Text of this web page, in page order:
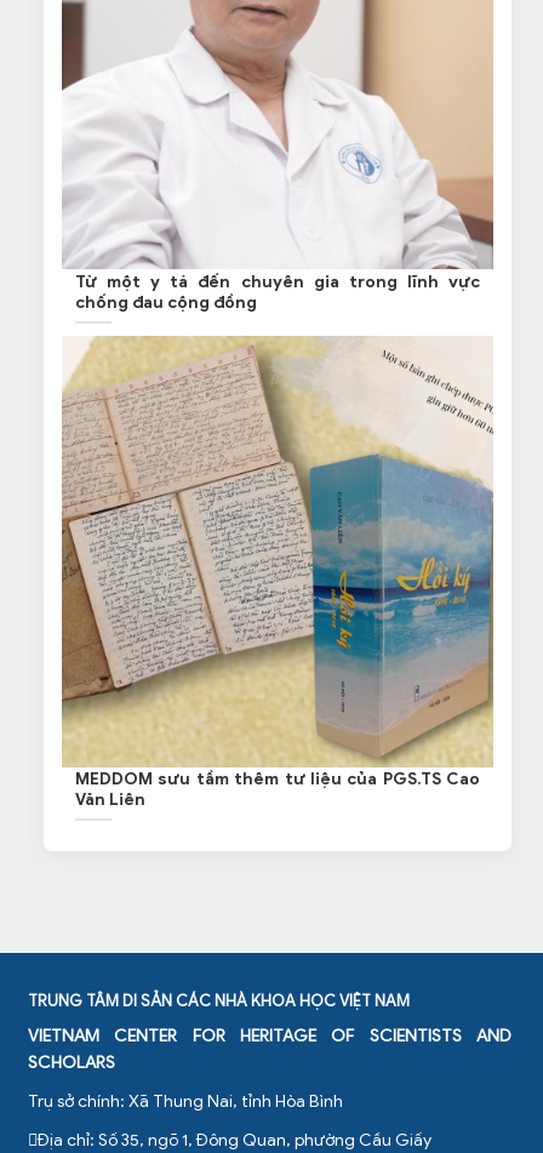
Từ một y tá đến chuyên gia trong lĩnh vực
chống đau cộng đồng
MEDDOM sưu tầm thêm tư liệu của PGS.TS Cao
Văn Liên
TRUNG TÂM DI SẢN CÁC NHÀ KHOA HỌC VIỆT NAM
VIETNAM CENTER FOR HERITAGE OF SCIENTISTS AND
SCHOLARS
Trụ sở chính: Xã Thung Nai, tỉnh Hòa Bình
Địa chỉ: Số 35, ngõ 1, Đông Quan, phường Cầu Giấy